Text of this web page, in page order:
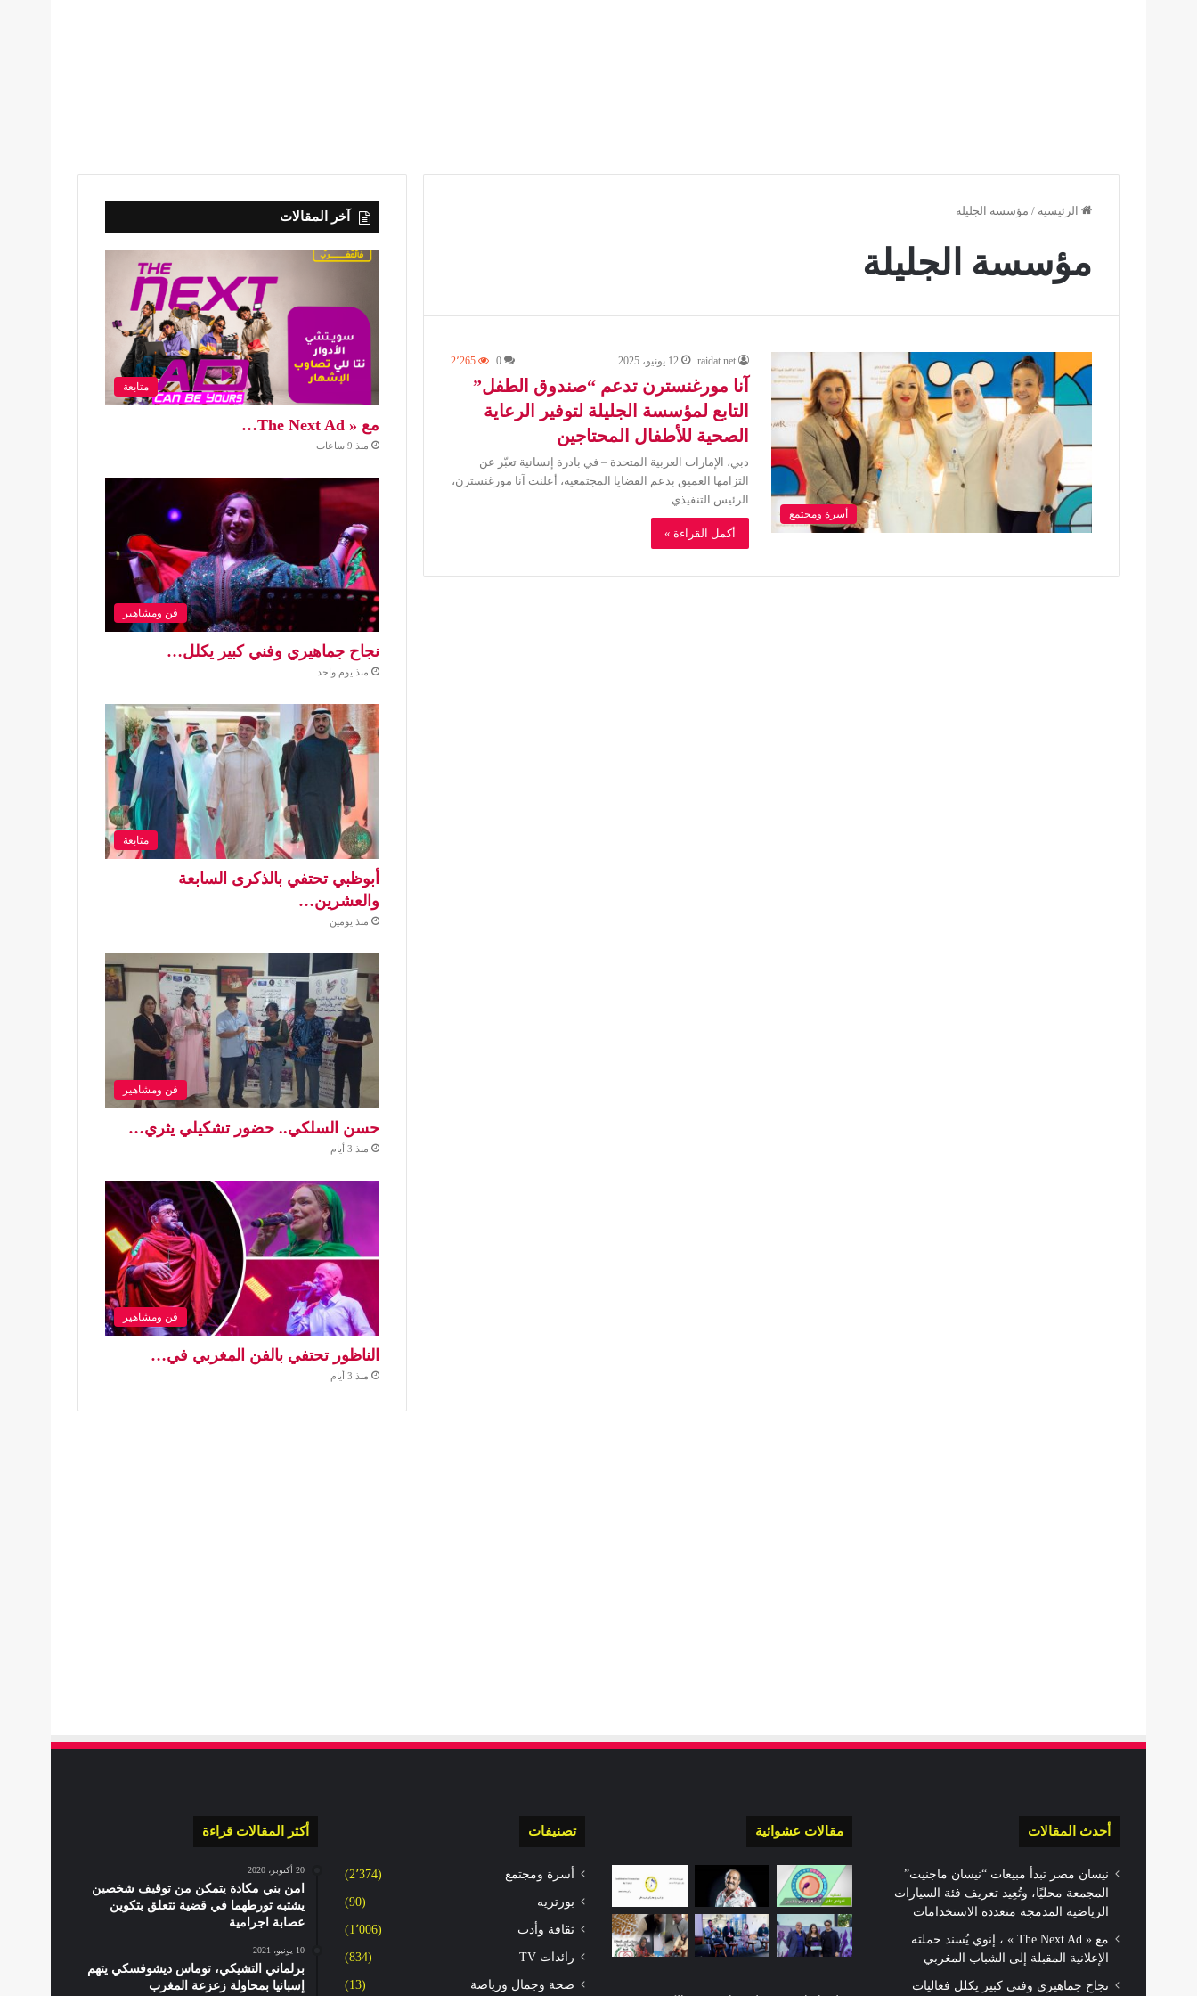
الرئيسية / مؤسسة الجليلة
مؤسسة الجليلة
أسرة ومجتمع
raidat.net 12 يونيو، 2025 0 2٬265
آنا مورغنسترن تدعم “صندوق الطفل”
التابع لمؤسسة الجليلة لتوفير الرعاية
الصحية للأطفال المحتاجين
دبي، الإمارات العربية المتحدة – في بادرة إنسانية تعبّر عن
التزامها العميق بدعم القضايا المجتمعية، أعلنت آنا مورغنسترن،
الرئيس التنفيذي…
أكمل القراءة »
آخر المقالات
متابعة
مع « The Next Ad…
منذ 9 ساعات
فن ومشاهير
نجاح جماهيري وفني كبير يكلل…
منذ يوم واحد
متابعة
أبوظبي تحتفي بالذكرى السابعة
والعشرين…
منذ يومين
فن ومشاهير
حسن السلكي.. حضور تشكيلي يثري…
منذ 3 أيام
فن ومشاهير
الناظور تحتفي بالفن المغربي في…
منذ 3 أيام
أحدث المقالات
نيسان مصر تبدأ مبيعات “نيسان ماجنيت”
المجمعة محليًا، وتُعِيد تعريف فئة السيارات
الرياضية المدمجة متعددة الاستخدامات
مع « The Next Ad » ، إنوي يُسند حملته
الإعلانية المقبلة إلى الشباب المغربي
نجاح جماهيري وفني كبير يكلل فعاليات
مقالات عشوائية تصنيفات
أسرة ومجتمع (2٬374)
بورتريه (90)
ثقافة وأدب (1٬006)
رائدات TV (834)
صحة وجمال ورياضة (13)
أكثر المقالات قراءة
20 أكتوبر، 2020
امن بني مكادة يتمكن من توقيف شخصين
يشتبه تورطهما في قضية تتعلق بتكوين
عصابة اجرامية
10 يونيو، 2021
برلماني التشيكي، توماس ديشوفسكي يتهم
إسبانيا بمحاولة زعزعة المغرب